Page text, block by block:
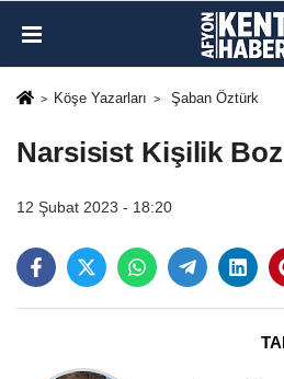
Köşe Yazarları Şaban Öztürk
Narsisist Kişilik
12 Şubat 2023 - 18:20